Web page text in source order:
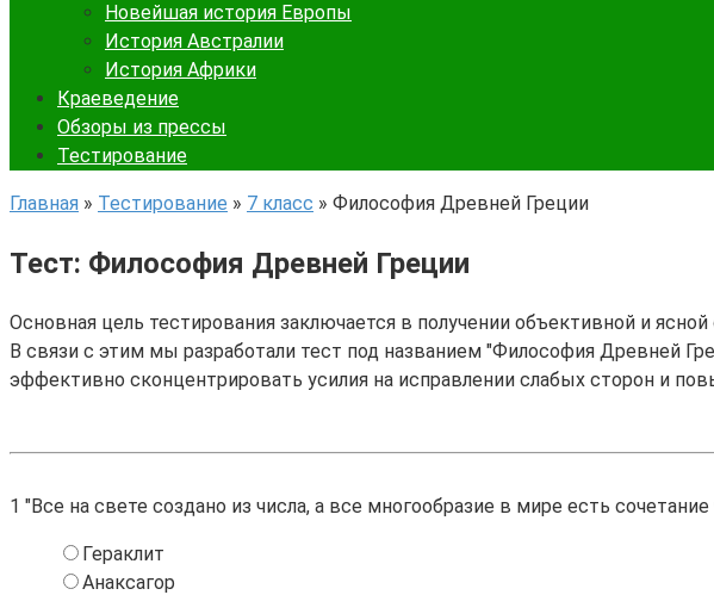
Новейшая история Европы
История Австралии
История Африки
Краеведение
Обзоры из прессы
Тестирование
Главная » Тестирование » 7 класс » Философия Древней Греции
Тест: Философия Древней Греции
Основная цель тестирования заключается в получении объективной и
В связи с этим мы разработали тест под названием "Философия Древней
эффективно сконцентрировать усилия на исправлении слабых сторон и
1 "Все на свете создано из числа, а все многообразие в мире есть
Гераклит
Анаксагор